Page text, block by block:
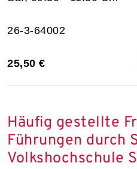
26-3-64002
25,50 €
Häufig gestellte
Führungen durch
Volkshochschule